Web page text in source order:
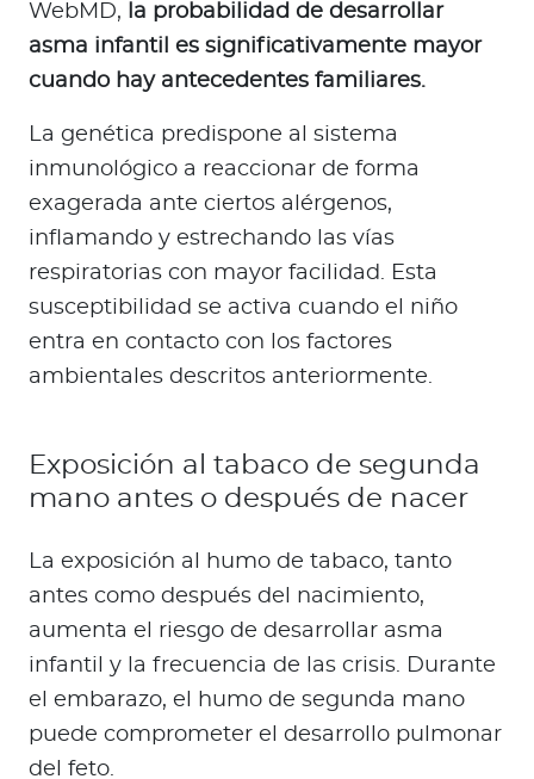
WebMD, la probabilidad de desarrollar
asma infantil es significativamente mayor
cuando hay antecedentes familiares.
La genética predispone al sistema
inmunológico a reaccionar de forma
exagerada ante ciertos alérgenos,
inflamando y estrechando las vías
respiratorias con mayor facilidad. Esta
susceptibilidad se activa cuando el niño
entra en contacto con los factores
ambientales descritos anteriormente.
Exposición al tabaco de segunda
mano antes o después de nacer
La exposición al humo de tabaco, tanto
antes como después del nacimiento,
aumenta el riesgo de desarrollar asma
infantil y la frecuencia de las crisis. Durante
el embarazo, el humo de segunda mano
puede comprometer el desarrollo pulmonar
del feto.